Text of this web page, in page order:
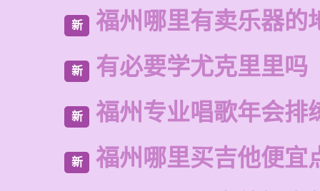
新 福州哪里有卖乐器的
新 有必要学尤克里里吗
新 福州专业唱歌年会排
新 福州哪里买吉他便宜